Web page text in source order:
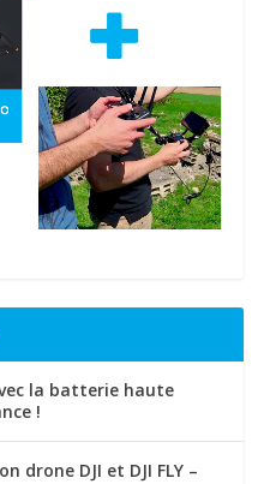
la batterie haute
!
drone DJI et DJI FLY –